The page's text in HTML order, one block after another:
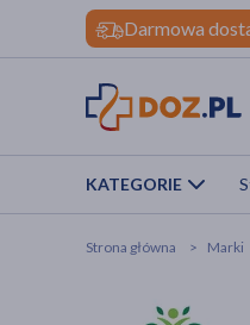
Darmowa
KATEGORIE
Strona główna Marki